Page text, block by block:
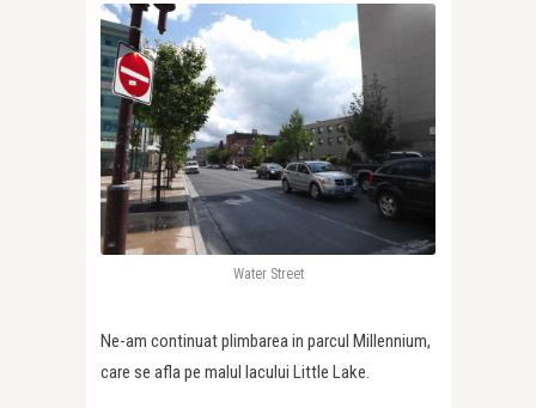
Water Street
Ne-am continuat plimbarea in parcul Millennium,
care se afla pe malul lacului Little Lake.